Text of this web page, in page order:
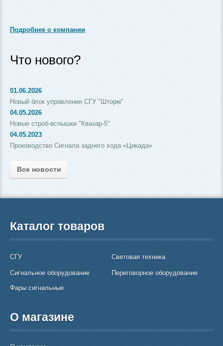
Подробнее о компании
Что нового?
01.06.2026
Новый блок управления СГУ "Шторм"
04.05.2026
Новые строб-вспышки "Квазар-5"
04.05.2023
Производство Сигнала заднего хода «Цикада»
Все новости
Каталог товаров
СГУ Световая техника
Сигнальное оборудование
Переговорное оборудование
Фары сигнальные
О магазине